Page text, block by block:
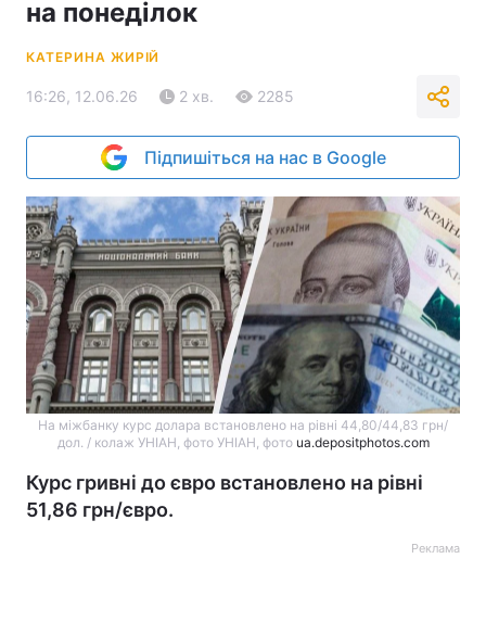
на понеділок
КАТЕРИНА ЖИРІЙ
16:26, 12.06.26 2 хв. 2285
Підпишіться на нас в Google
На міжбанку курс долара встановлено на рівні 44,80/44,83 грн/
дол. / колаж УНІАН, фото УНІАН, фото ua.depositphotos.com
Курс гривні до євро встановлено на рівні
51,86 грн/євро.
Реклама